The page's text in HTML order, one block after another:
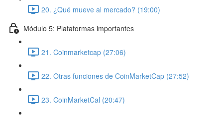
20. ¿Qué mueve al mercado? (19:00)
Módulo 5: Plataformas importantes
21. Coinmarketcap (27:06)
22. Otras funciones de CoinMarketCap (27:52)
23. CoinMarketCal (20:47)